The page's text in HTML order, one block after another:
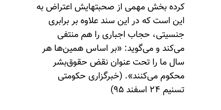
کرده بخش مهمی از صحبتهایش اعتراض به
این است که در این سند علاوه بر برابری
جنسیتی، حجاب اجباری را هم منتفی
می‌کند و می‌گوید: «بر اساس همین‌ها هر
سال ما را تحت عنوان نقض حقوق‌بشر
محکوم می‌کنند». (خبرگزاری حکومتی
تسنیم ۲۴ اسفند ۹۵)